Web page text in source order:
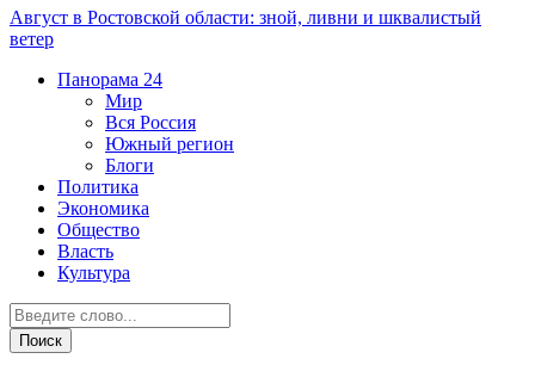
Август в Ростовской области: зной, ливни и шквалистый
ветер
Панорама 24
Мир
Вся Россия
Южный регион
Блоги
Политика
Экономика
Общество
Власть
Культура